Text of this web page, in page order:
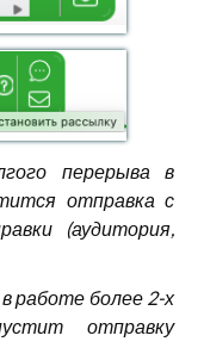
перерыва в
отправка с
(аудитория,
работе более 2-х
отправку